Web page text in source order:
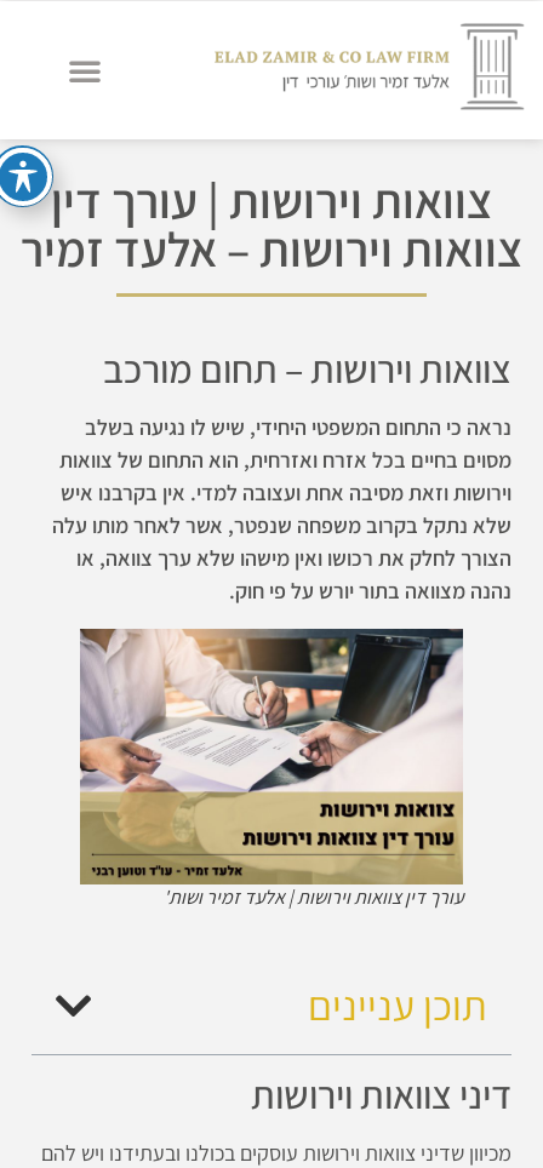
צוואות וירושות | עורך דין
צוואות וירושות – אלעד זמיר
צוואות וירושות – תחום מורכב
נראה כי התחום המשפטי היחידי, שיש לו נגיעה בשלב
מסוים בחיים בכל אזרח ואזרחית, הוא התחום של צוואות
וירושות וזאת מסיבה אחת ועצובה למדי. אין בקרבנו איש
שלא נתקל בקרוב משפחה שנפטר, אשר לאחר מותו עלה
הצורך לחלק את רכושו ואין מישהו שלא ערך צוואה, או
נהנה מצוואה בתור יורש על פי חוק.
עורך דין צוואות וירושות | אלעד זמיר ושות'
תוכן עניינים
דיני צוואות וירושות
מכיוון שדיני צוואות וירושות עוסקים בכולנו ובעתידנו ויש להם